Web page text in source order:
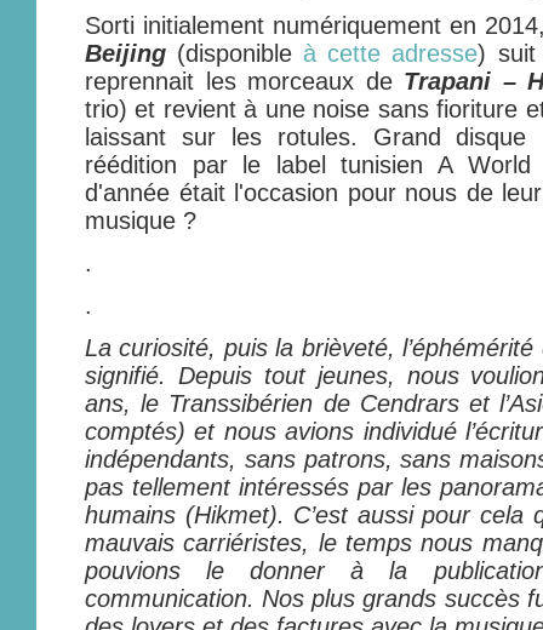
Sorti initialement numériquement en
Beijing (disponible à cette adresse)
reprennait les morceaux de Trapani –
trio) et revient à une noise sans fioriture
laissant sur les rotules. Grand
réédition par le label tunisien A World
d'année était l'occasion pour nous de
musique ?
.
.
La curiosité, puis la brièveté,
signifié. Depuis tout jeunes, nous
ans, le Transsibérien de Cendrars et
comptés) et nous avions individué
indépendants, sans patrons, sans
pas tellement intéressés par les
humains (Hikmet). C’est aussi pour cela
mauvais carriéristes, le temps nous
pouvions le donner à la
communication. Nos plus grands succès